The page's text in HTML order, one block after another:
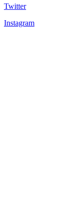
Twitter
Instagram